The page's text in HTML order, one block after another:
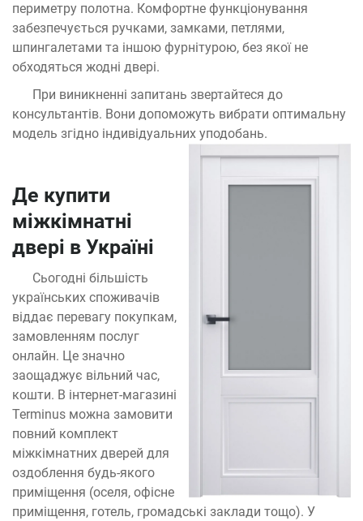
периметру полотна. Комфортне функціонування
забезпечується ручками, замками, петлями,
шпингалетами та іншою фурнітурою, без якої не
обходяться жодні двері.
При виникненні запитань звертайтеся до
консультантів. Вони допоможуть вибрати оптимальну
модель згідно індивідуальних уподобань.
Де купити
міжкімнатні
двері в Україні
Сьогодні більшість
українських споживачів
віддає перевагу покупкам,
замовленням послуг
онлайн. Це значно
заощаджує вільний час,
кошти. В інтернет-магазині
Terminus можна замовити
повний комплект
міжкімнатних дверей для
оздоблення будь-якого
приміщення (оселя, офісне
приміщення, готель, громадські заклади тощо). У